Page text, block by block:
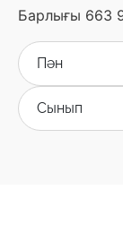
Барлығы 663
Пән
Сынып